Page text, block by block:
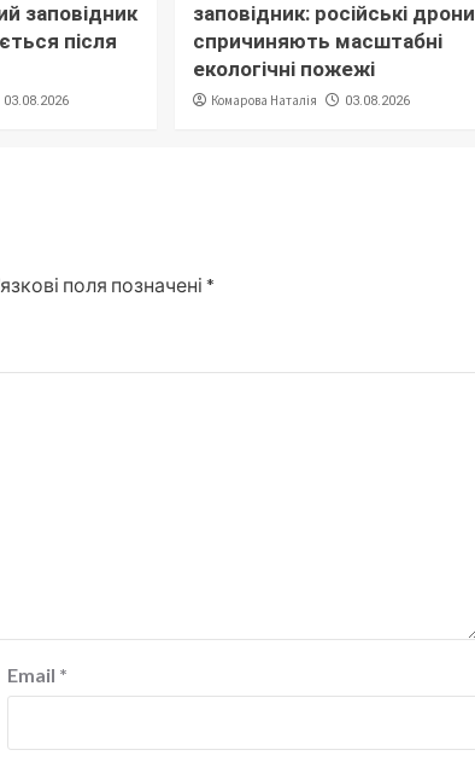
заповідник
після
03.08.2026
заповідник: російські дрони
спричиняють масштабні
екологічні пожежі
Комарова Наталія 03.08.2026
поля позначені *
Email *